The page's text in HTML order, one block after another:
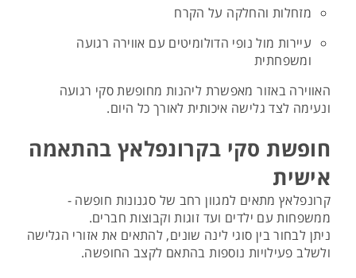
מזחלות והחלקה על הקרח
עיירות מול נופי הדולומיטים עם אווירה רגועה
ומשפחתית
האווירה באזור מאפשרת ליהנות מחופשת סקי רגועה
ונעימה לצד גלישה איכותית לאורך כל היום.
חופשת סקי בקרונפלאץ בהתאמה
אישית
קרונפלאץ מתאים למגוון רחב של סגנונות חופשה -
ממשפחות עם ילדים ועד זוגות וקבוצות חברים.
ניתן לבחור בין סוגי לינה שונים, להתאים את אזורי הגלישה
ולשלב פעילויות נוספות בהתאם לקצב החופשה.